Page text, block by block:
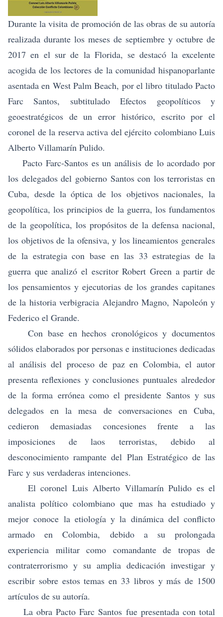
Durante la visita de promoción de las obras de su autoría
realizada durante los meses de septiembre y octubre de
2017 en el sur de la Florida, se destacó la excelente
acogida de los lectores de la comunidad hispanoparlante
asentada en West Palm Beach, por el libro titulado Pacto
Farc Santos, subtitulado Efectos geopolíticos y
geoestratégicos de un error histórico, escrito por el
coronel de la reserva activa del ejército colombiano Luis
Alberto Villamarín Pulido.
Pacto Farc-Santos es un análisis de lo acordado por
los delegados del gobierno Santos con los terroristas en
Cuba, desde la óptica de los objetivos nacionales, la
geopolítica, los principios de la guerra, los fundamentos
de la geopolítica, los propósitos de la defensa nacional,
los objetivos de la ofensiva, y los lineamientos generales
de la estrategia con base en las 33 estrategias de la
guerra que analizó el escritor Robert Green a partir de
los pensamientos y ejecutorias de los grandes capitanes
de la historia verbigracia Alejandro Magno, Napoleón y
Federico el Grande.
Con base en hechos cronológicos y documentos
sólidos elaborados por personas e instituciones dedicadas
al análisis del proceso de paz en Colombia, el autor
presenta reflexiones y conclusiones puntuales alrededor
de la forma errónea como el presidente Santos y sus
delegados en la mesa de conversaciones en Cuba,
cedieron demasiadas concesiones frente a las
imposiciones de laos terroristas, debido al
desconocimiento rampante del Plan Estratégico de las
Farc y sus verdaderas intenciones.
El coronel Luis Alberto Villamarín Pulido es el
analista político colombiano que mas ha estudiado y
mejor conoce la etiología y la dinámica del conflicto
armado en Colombia, debido a su prolongada
experiencia militar como comandante de tropas de
contraterrorismo y su amplia dedicación investigar y
escribir sobre estos temas en 33 libros y más de 1500
artículos de su autoría.
La obra Pacto Farc Santos fue presentada con total